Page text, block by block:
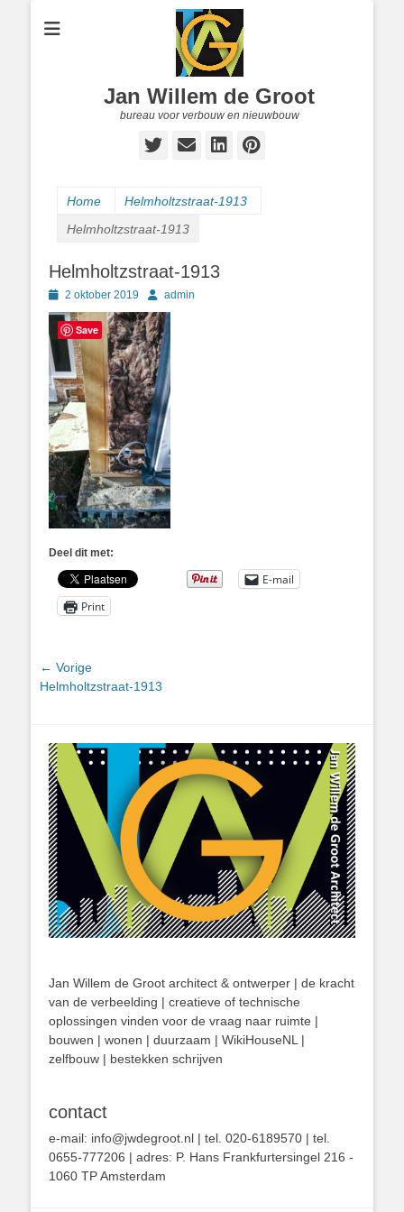
Jan Willem de Groot
bureau voor verbouw en nieuwbouw
Twitter
E-
LinkedIn
Pinterest
Home
Helmholtzstraat-1913
Helmholtzstraat-1913
Helmholtzstraat-1913
Geplaatst
op
2 oktober 2019 Authoradmin
Deel dit met:
E-mail
Print
Bericht
navigatie
← Vorige
Vorig
Helmholtzstraat-1913
Jan Willem de Groot architect & ontwerper | de kracht
van de verbeelding | creatieve of technische
oplossingen vinden voor de vraag naar ruimte |
bouwen | wonen | duurzaam | WikiHouseNL |
zelfbouw | bestekken schrijven
contact
e-mail: info@jwdegroot.nl | tel. 020-6189570 | tel.
0655-777206 | adres: P. Hans Frankfurtersingel 216 -
1060 TP Amsterdam
Save